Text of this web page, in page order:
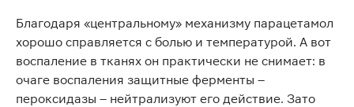
Благодаря «центральному» механизму парацетамол
хорошо справляется с болью и температурой. А вот
воспаление в тканях он практически не снимает: в
очаге воспаления защитные ферменты –
пероксидазы – нейтрализуют его действие. Зато